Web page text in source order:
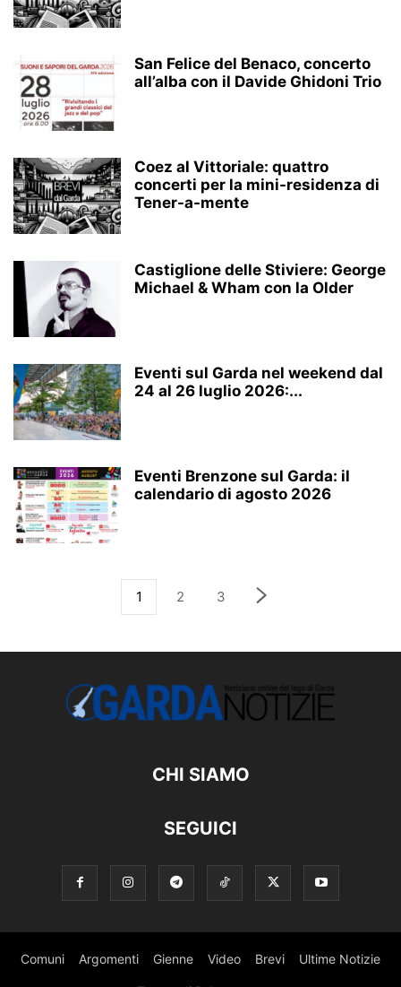
San Felice del Benaco, concerto
all’alba con il Davide Ghidoni Trio
Coez al Vittoriale: quattro
concerti per la mini-residenza di
Tener-a-mente
Castiglione delle Stiviere: George
Michael & Wham con la Older
Eventi sul Garda nel weekend dal
24 al 26 luglio 2026:...
Eventi Brenzone sul Garda: il
calendario di agosto 2026
1 2 3
CHI SIAMO
SEGUICI
Comuni Argomenti Gienne Video Brevi Ultime Notizie